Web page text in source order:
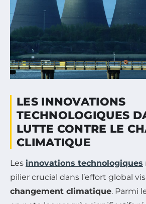
LES INNOVATIONS
TECHNOLOGIQUES
LUTTE CONTRE LE
CLIMATIQUE
Les innovations technologiques
pilier crucial dans l’effort global
changement climatique. Parmi